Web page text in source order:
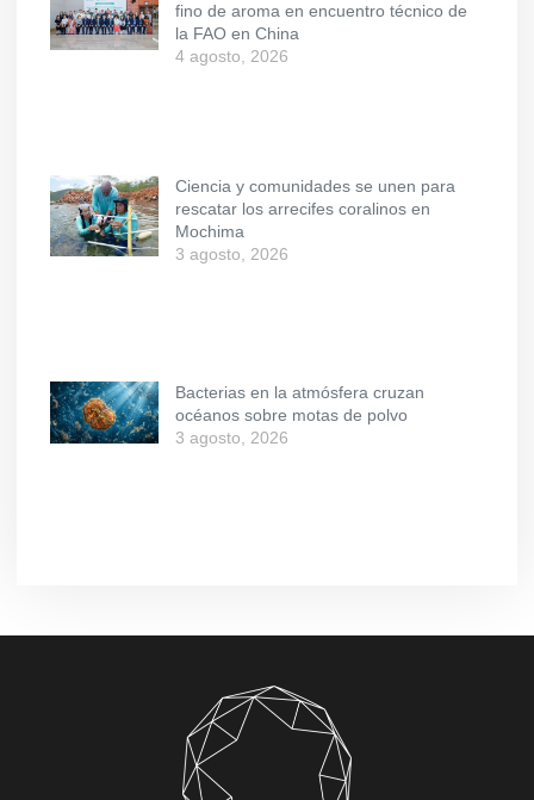
fino de aroma en encuentro técnico de
la FAO en China
4 agosto, 2026
Ciencia y comunidades se unen para
rescatar los arrecifes coralinos en
Mochima
3 agosto, 2026
Bacterias en la atmósfera cruzan
océanos sobre motas de polvo
3 agosto, 2026